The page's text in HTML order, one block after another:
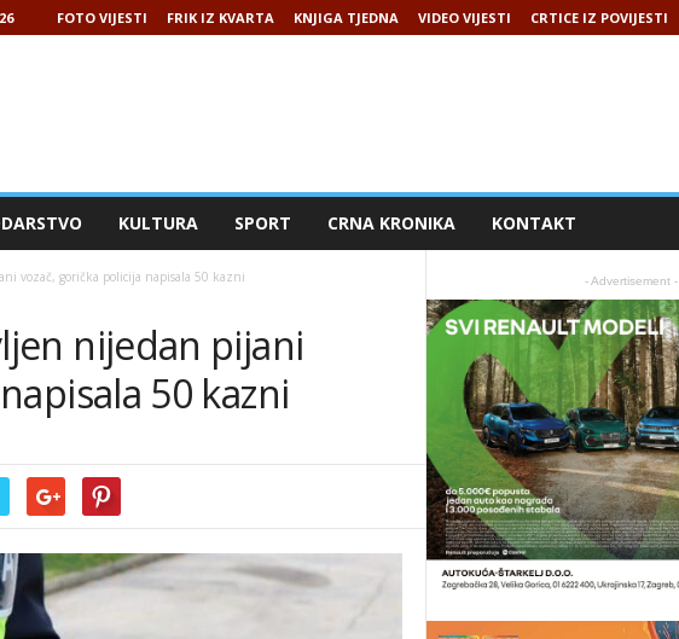
FOTO VIJESTI FRIK IZ KVARTA KNJIGA TJEDNA VIDEO VIJESTI CRTICE IZ POVIJESTI
KULTURA SPORT CRNA KRONIKA KONTAKT
vozač, gorička policija napisala 50 kazni
nijedan pijani
50 kazni
- Advertisement -